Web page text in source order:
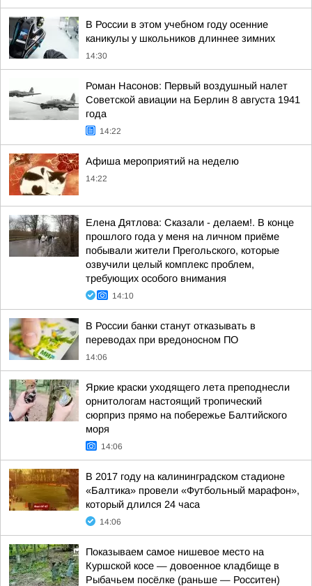
В России в этом учебном году осенние
каникулы у школьников длиннее зимних
14:30
Роман Насонов: Первый воздушный налет
Советской авиации на Берлин 8 августа 1941
года
14:22
Афиша мероприятий на неделю
14:22
Елена Дятлова: Сказали - делаем!. В конце
прошлого года у меня на личном приёме
побывали жители Прегольского, которые
озвучили целый комплекс проблем,
требующих особого внимания
14:10
В России банки станут отказывать в
переводах при вредоносном ПО
14:06
Яркие краски уходящего лета преподнесли
орнитологам настоящий тропический
сюрприз прямо на побережье Балтийского
моря
14:06
В 2017 году на калининградском стадионе
«Балтика» провели «Футбольный марафон»,
который длился 24 часа
14:06
Показываем самое нишевое место на
Куршской косе — довоенное кладбище в
Рыбачьем посёлке (раньше — Росситен)